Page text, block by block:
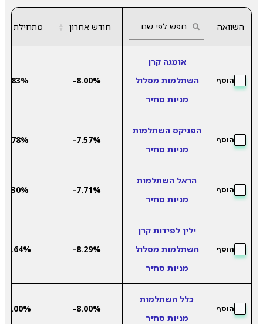
השוואה חודש אחרון ▲
▼ מתחילת
הוסף
אומגה קרן
השתלמות מסלול
מניות סחיר
-8.00%
8.83%
הוסף
הפניקס השתלמות
מניות סחיר
-7.57%
6.78%
הוסף
הראל השתלמות
מניות סחיר
-7.71%
8.30%
הוסף
ילין לפידות קרן
השתלמות מסלול
מניות סחיר
-8.29%
10.64%
הוסף
כלל השתלמות
מניות סחיר
-8.00%
13.00%